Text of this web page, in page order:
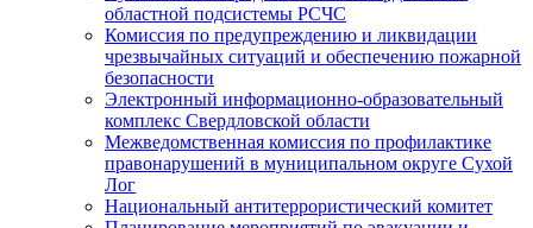
областной подсистемы РСЧС
Комиссия по предупреждению и ликвидации
чрезвычайных ситуаций и обеспечению пожарной
безопасности
Электронный информационно-образовательный
комплекс Cвердловской области
Межведомственная комиссия по профилактике
правонарушений в муниципальном округе Сухой
Лог
Национальный антитеррористический комитет